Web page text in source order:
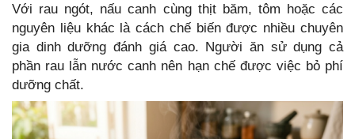
Với rau ngót, nấu canh cùng thịt băm, tôm hoặc các
nguyên liệu khác là cách chế biến được nhiều chuyên
gia dinh dưỡng đánh giá cao. Người ăn sử dụng cả
phần rau lẫn nước canh nên hạn chế được việc bỏ phí
dưỡng chất.